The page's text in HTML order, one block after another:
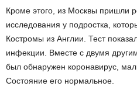
Кроме этого, из Москвы пришли
исследования у подростка,
Костромы из Англии. Тест
инфекции. Вместе с двумя
был обнаружен коронавирус,
Состояние его нормальное.